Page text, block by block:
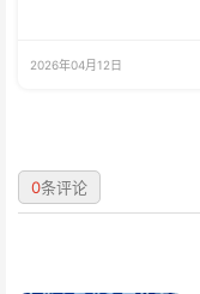
2026年04月12日
0条评论